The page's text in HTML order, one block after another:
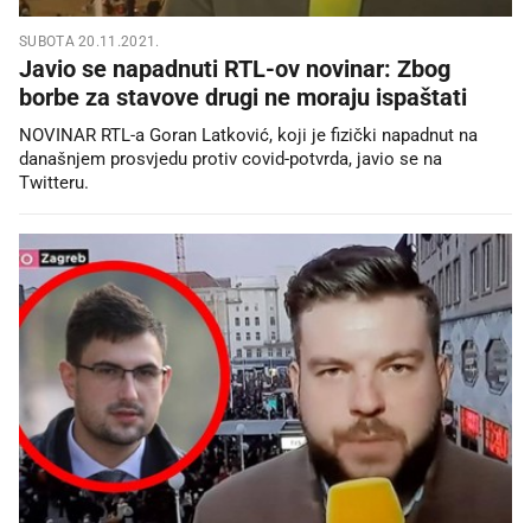
SUBOTA 20.11.2021.
Javio se napadnuti RTL-ov novinar: Zbog
borbe za stavove drugi ne moraju ispaštati
NOVINAR RTL-a Goran Latković, koji je fizički napadnut na
današnjem prosvjedu protiv covid-potvrda, javio se na
Twitteru.